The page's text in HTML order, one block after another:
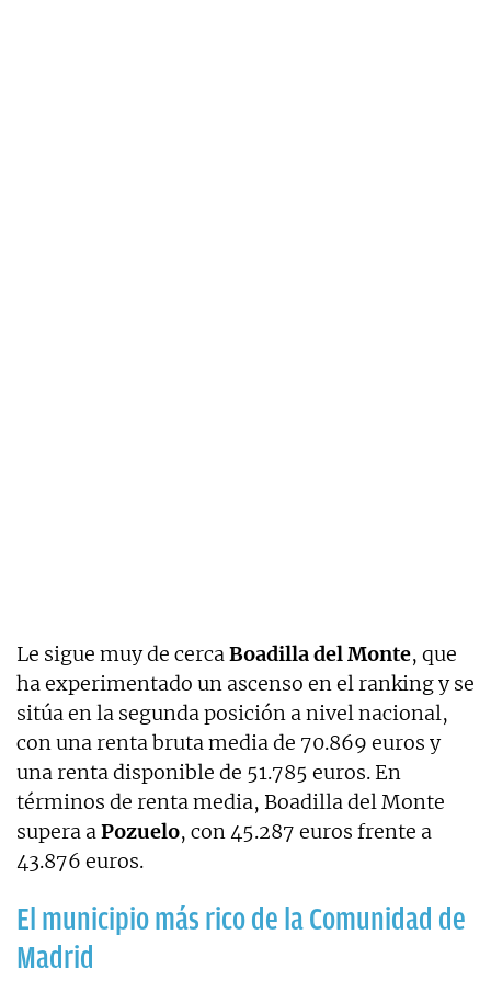
Le sigue muy de cercaBoadilla del Monte, que
ha experimentado un ascenso en el ranking y se
sitúa en la segunda posición a nivel nacional,
con una renta bruta media de 70.869 euros y
una renta disponible de 51.785 euros. En
términos de renta media, Boadilla del Monte
supera aPozuelo, con 45.287 euros frente a
43.876 euros.
El municipio más rico de la Comunidad de
Madrid